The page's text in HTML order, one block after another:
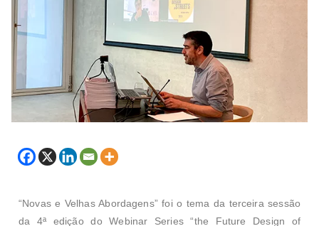
“Novas e Velhas Abordagens”foi o tema da terceira sessão
da 4ª edição do Webinar Series “the Future Design of